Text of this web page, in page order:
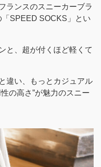
ランスのスニーカーブラ
SPEED SOCKS」とい
と、超が付くほど軽くて
違い、もっとカジュアル
の高さ”が魅力のスニー